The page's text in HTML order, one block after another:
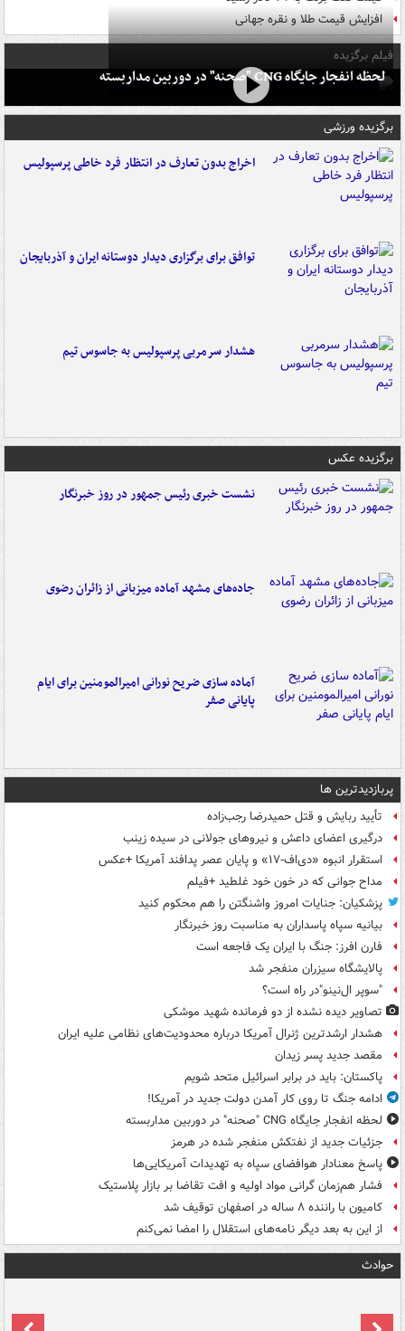
افزایش قیمت طلا و نقره جهانی
فیلم برگزیده
لحظه انفجار جایگاه CNG "صحنه" در دوربین مداربسته
برگزیده ورزشی
اخراج بدون تعارف در انتظار فرد خاطی پرسپولیس
توافق برای برگزاری دیدار دوستانه ایران و آذربایجان
هشدار سرمربی پرسپولیس به جاسوس تیم
برگزیده عکس
نشست خبری رئیس جمهور در روز خبرنگار
جاده‌های مشهد آماده میزبانی از زائران رضوی
آماده سازی ضریح نورانی امیرالمومنین برای ایام
پایانی صفر
پربازدیدترین ها
تأیید ربایش و قتل حمیدرضا رجب‌زاده
درگیری اعضای داعش و نیروهای جولانی در سیده زینب
استقرار انبوه «دی‌اف‑۱۷» و پایان عصر پدافند آمریکا +عکس
مداح جوانی که در خون خود غلطید +فیلم
پزشکیان: جنایات امروز واشنگتن را هم محکوم کنید
بیانیه سپاه پاسداران به مناسبت روز خبرنگار
فارن افرز: جنگ با ایران یک فاجعه است
پالایشگاه سیزران منفجر شد
"سوپر ال‌نینو"در راه است؟
تصاویر دیده‌ نشده از دو فرمانده شهید موشکی
هشدار ارشدترین ژنرال آمریکا درباره محدودیت‌های نظامی علیه ایران
مقصد جدید پسر زیدان
پاکستان: باید در برابر اسرائیل متحد شویم
ادامه جنگ تا روی کار آمدن دولت جدید در آمریکا!
لحظه انفجار جایگاه CNG "صحنه" در دوربین مداربسته
جزئیات جدید از نفتکش منفجر شده در هرمز
پاسخ معنادار هوافضای سپاه به تهدیدات آمریکایی‌ها
فشار هم‌زمان گرانی مواد اولیه و افت تقاضا بر بازار پلاستیک
کامیون با راننده ۸ ساله در اصفهان توقیف شد
از این به بعد دیگر نامه‌های استقلال را امضا نمی‌کنم
حوادث